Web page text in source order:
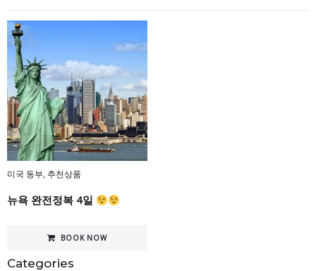
Categories
미국 동부, 추천상품
뉴욕 완전정복 4일
BOOK NOW